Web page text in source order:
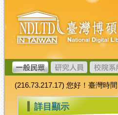
跳
到
主
要
內
容
臺
灣
博
碩
士
論
文
加
值
系
(216.73.217.17) 您好！臺灣時
::: 詳目顯示